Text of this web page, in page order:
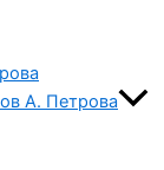
А. Петрова